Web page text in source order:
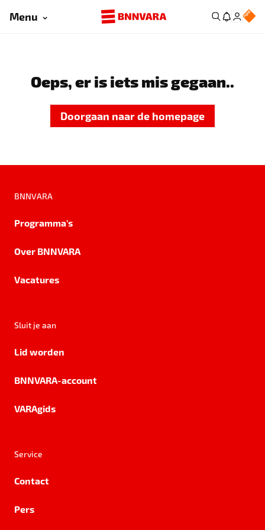
Menu
Oeps, er is iets mis gegaan..
Doorgaan naar de homepage
BNNVARA
Programma's
Over BNNVARA
Vacatures
Sluit je aan
Lid worden
BNNVARA-account
VARAgids
Service
Contact
Pers